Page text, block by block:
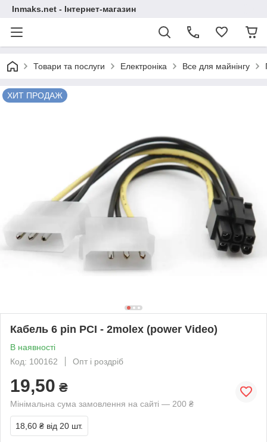
Inmaks.net - Інтернет-магазин
Товари та послуги Електроніка Все для майнінгу
ХИТ ПРОДАЖ
Кабель 6 pin PCI - 2molex (power Video)
В наявності
Код: 100162
Опт і роздріб
19,50 ₴
Мінімальна сума замовлення на сайті — 200 ₴
18,60 ₴ від 20 шт.